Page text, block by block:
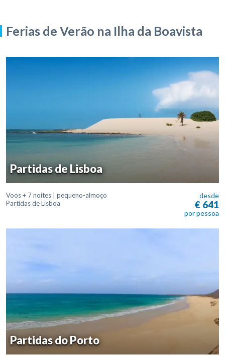
Ferias de Verão na Ilha da Boavista
Partidas de Lisboa
Voos + 7 noites | pequeno-almoço
Partidas de Lisboa
desde
€ 641
por pessoa
Partidas do Porto